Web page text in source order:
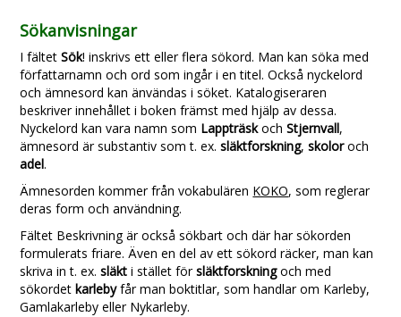
Sökanvisningar
I fältetSök! inskrivs ett eller flera sökord. Man kan söka med
författarnamn och ord som ingår i en titel. Också nyckelord
och ämnesord kan änvändas i söket. Katalogiseraren
beskriver innehållet i boken främst med hjälp av dessa.
Nyckelord kan vara namn som LappträskochStjernvall,
ämnesord är substantiv som t. ex.släktforskning,skoloroch
adel.
Ämnesorden kommer från vokabulären KOKO, som reglerar
deras form och användning.
Fältet Beskrivning är också sökbart och där har sökorden
formulerats friare. Även en del av ett sökord räcker, man kan
skriva in t. ex.släkti stället försläktforskningoch med
sökordetkarlebyfår man boktitlar, som handlar om Karleby,
Gamlakarleby eller Nykarleby.